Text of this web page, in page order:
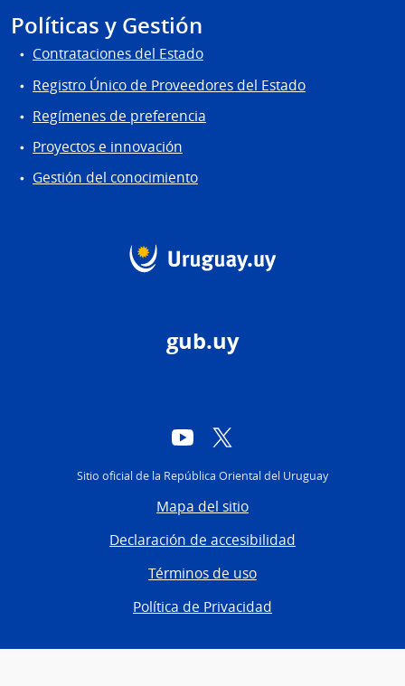
Políticas y Gestión
Contrataciones del Estado
Registro Único de Proveedores del Estado
Regímenes de preferencia
Proyectos e innovación
Gestión del conocimiento
gub.uy
YouTube
Sitio oficial de la República Oriental del Uruguay
Mapa del sitio
Declaración de accesibilidad
Términos de uso
Política de Privacidad